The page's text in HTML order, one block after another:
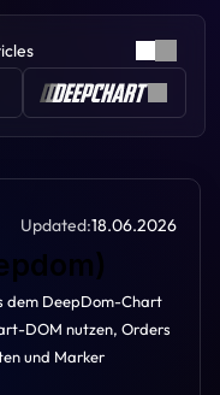
Updated:18.06.2026
dem DeepDom-Chart
DOM nutzen, Orders
und Marker